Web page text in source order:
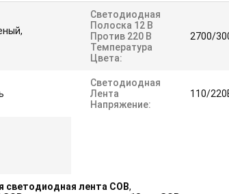
Светодиодная
Полоска 12 В
Против 220 В
Температура
Цвета:
2700/
Светодиодная
Лента
Напряжение:
110/
светодиодная лента COB,